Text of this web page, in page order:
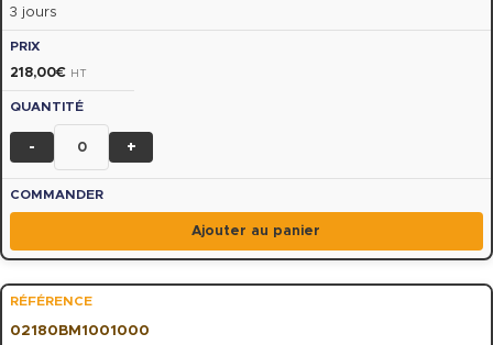
3 jours
218,00€ HT
- +
Ajouter au panier
02180BM1001000